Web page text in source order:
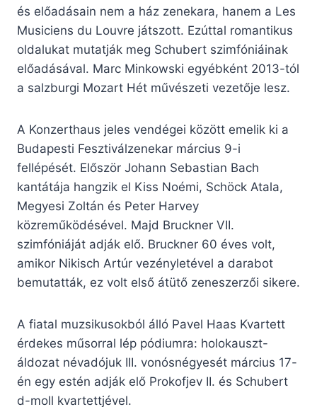
és előadásain nem a ház zenekara, hanem a Les
Musiciens du Louvre játszott. Ezúttal romantikus
oldalukat mutatják meg Schubert szimfóniáinak
előadásával. Marc Minkowski egyébként 2013-tól
a salzburgi Mozart Hét művészeti vezetője lesz.
A Konzerthaus jeles vendégei között emelik ki a
Budapesti Fesztiválzenekar március 9-i
fellépését. Először Johann Sebastian Bach
kantátája hangzik el Kiss Noémi, Schöck Atala,
Megyesi Zoltán és Peter Harvey
közreműködésével. Majd Bruckner VII.
szimfóniáját adják elő. Bruckner 60 éves volt,
amikor Nikisch Artúr vezényletével a darabot
bemutatták, ez volt első átütő zeneszerzői sikere.
A fiatal muzsikusokból álló Pavel Haas Kvartett
érdekes műsorral lép pódiumra: holokauszt-
áldozat névadójuk III. vonósnégyesét március 17-
én egy estén adják elő Prokofjev II. és Schubert
d-moll kvartettjével.